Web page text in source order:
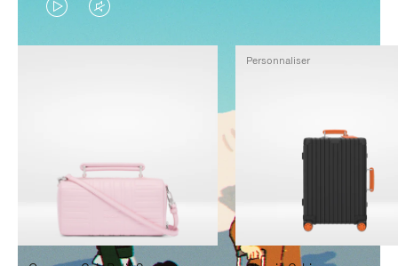
LA
VIDÉO
PAUSE,
APPUYEZ
SUR
LE
SON
EST
DÉSACTIVÉ.
VEUILLEZ
Personnaliser